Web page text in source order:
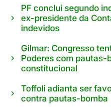
PF conclui segundo
ex-presidente da
indevidos
Gilmar: Congresso
Poderes com pautas-
constitucional
Toffoli adianta ser
contra pautas-bomba